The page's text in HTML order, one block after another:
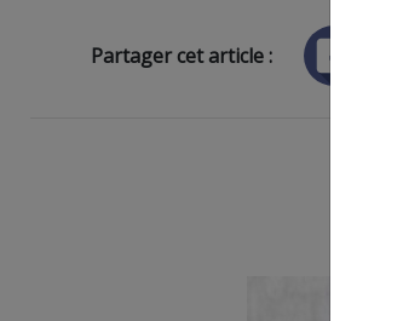
Partager cet article :